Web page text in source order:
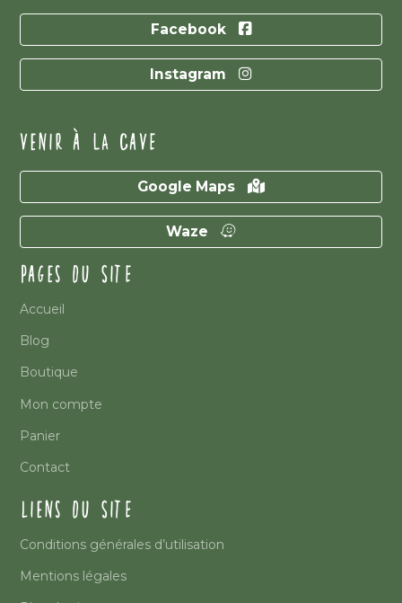
Facebook
Instagram
VENIR À LA CAVE
Google Maps
Waze
PAGES DU SITE
Accueil
Blog
Boutique
Mon compte
Panier
Contact
LIENS DU SITE
Conditions générales d’utilisation
Mentions légales